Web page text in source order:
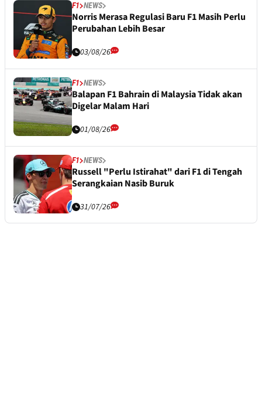
F1 NEWS
Norris Merasa Regulasi Baru F1 Masih Perlu
Perubahan Lebih Besar
03/08/26
F1 NEWS
Balapan F1 Bahrain di Malaysia Tidak akan
Digelar Malam Hari
01/08/26
F1 NEWS
Russell "Perlu Istirahat" dari F1 di Tengah
Serangkaian Nasib Buruk
31/07/26